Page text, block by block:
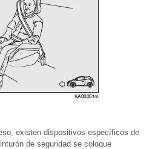
existen dispositivos específicos de
de seguridad se coloque